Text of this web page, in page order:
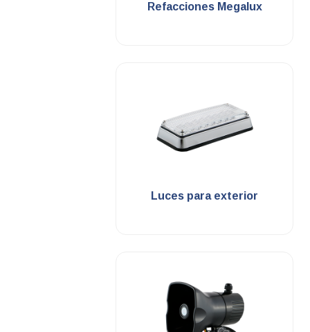
Refacciones Megalux
Luces para exterior